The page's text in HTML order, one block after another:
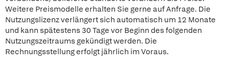
Weitere Preismodelle erhalten Sie gerne auf Anfrage. Die
Nutzungslizenz verlängert sich automatisch um 12 Monate
und kann spätestens 30 Tage vor Beginn des folgenden
Nutzungszeitraums gekündigt werden. Die
Rechnungsstellung erfolgt jährlich im Voraus.